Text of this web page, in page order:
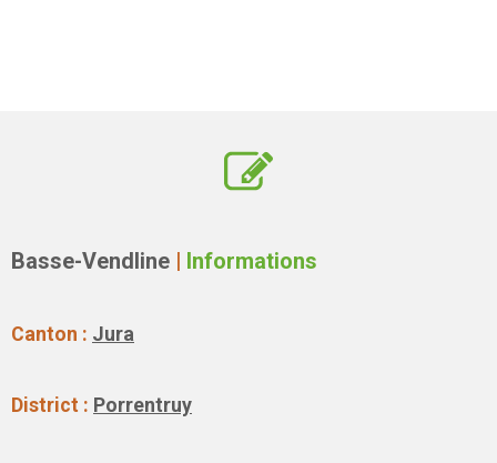
Basse-Vendline Informations
Canton : Jura
District : Porrentruy